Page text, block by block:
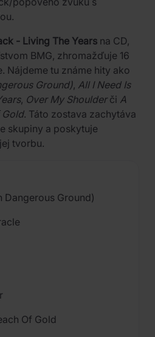
- Living The Years na CD,
BMG, zhromažďuje 16
Nájdeme tu známe hity ako
Ground), All I Need Is
, Over My Shoulderči A
Gold. Táto zostava zachytáva
skupiny a poskytuje
tvorbu.
Dangerous Ground)
Of Gold